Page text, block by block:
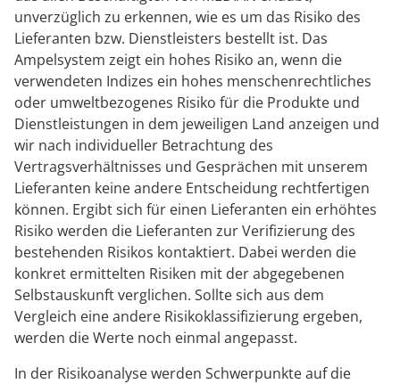
unverzüglich zu erkennen, wie es um das Risiko des
Lieferanten bzw. Dienstleisters bestellt ist. Das
Ampelsystem zeigt ein hohes Risiko an, wenn die
verwendeten Indizes ein hohes menschenrechtliches
oder umweltbezogenes Risiko für die Produkte und
Dienstleistungen in dem jeweiligen Land anzeigen und
wir nach individueller Betrachtung des
Vertragsverhältnisses und Gesprächen mit unserem
Lieferanten keine andere Entscheidung rechtfertigen
können. Ergibt sich für einen Lieferanten ein erhöhtes
Risiko werden die Lieferanten zur Verifizierung des
bestehenden Risikos kontaktiert. Dabei werden die
konkret ermittelten Risiken mit der abgegebenen
Selbstauskunft verglichen. Sollte sich aus dem
Vergleich eine andere Risikoklassifizierung ergeben,
werden die Werte noch einmal angepasst.
In der Risikoanalyse werden Schwerpunkte auf die